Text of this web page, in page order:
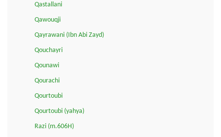
Qastallani
Qawouqji
Qayrawani (Ibn Abi Zayd)
Qouchayri
Qounawi
Qourachi
Qourtoubi
Qourtoubi (yahya)
Razi (m.606H)